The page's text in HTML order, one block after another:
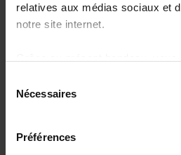
relatives aux médias sociaux et
notre site internet.
à l’exception des cookies
fonctionnement du site. Une
cookies est accessible sous
dessus.
Nécessaires
Préférences
Les mauvaises raisons
Les peurs récurrentes des
Créer une entreprise sans être